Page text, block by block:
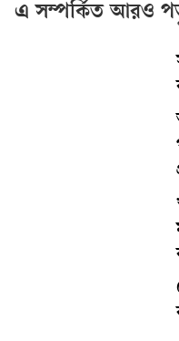
এ সম্পর্কিত আরও